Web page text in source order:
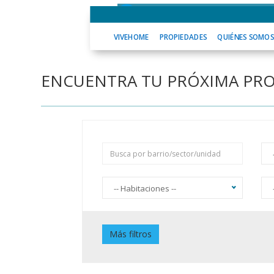
VIVEHOME PROPIEDADES QUIÉNES SOMOS
ENCUENTRA TU PRÓXIMA
-- Habitaciones --
Piscina
Más filtros